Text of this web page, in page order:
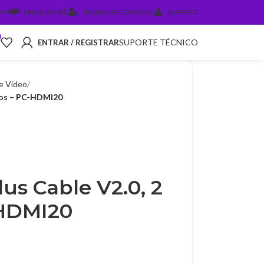
PJ PARCEIRO IPÊ TRABALHE CONOSCO SUPORTE
ENTRAR / REGISTRARSUPORTE TÉCNICO
Vídeo
– PC-HDMI20
Cable V2.0, 2